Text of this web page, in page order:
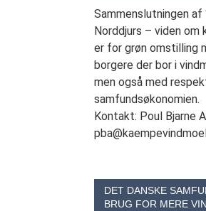
Sammenslutningen af
Norddjurs – viden om
er for grøn omstilling
borgere der bor i
men også med
samfundsøkonomien.
Kontakt: Poul Bjarne
DET DANSKE
BRUG FOR MERE